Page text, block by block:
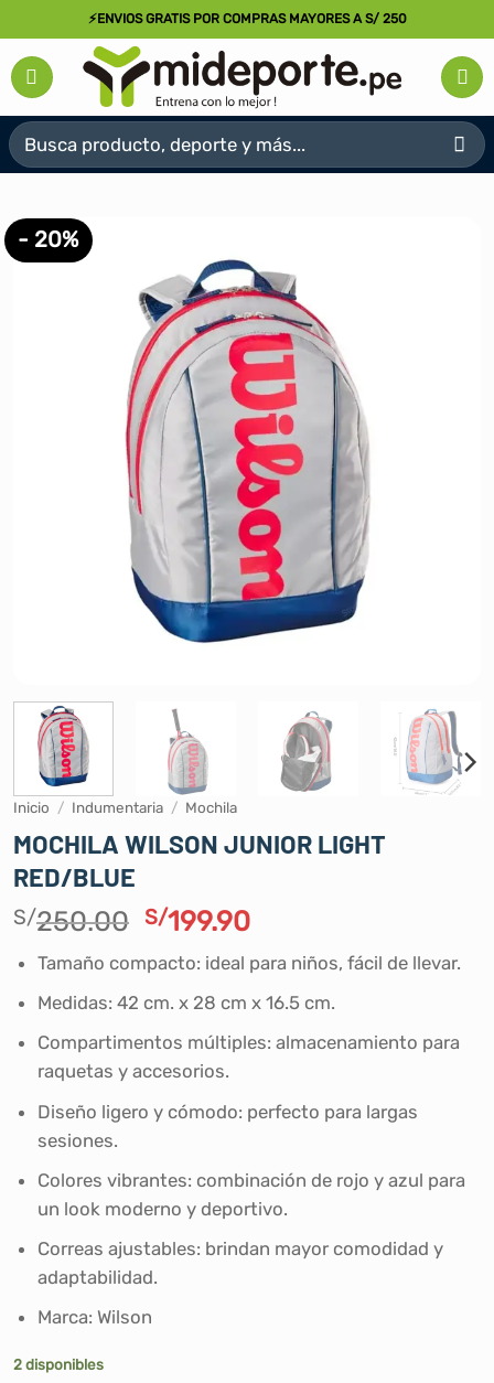
al
contenido
⚡ENVIOS GRATIS POR COMPRAS MAYORES A S/ 250
Buscar
por:
- 20%
Inicio / Indumentaria / Mochila
MOCHILA WILSON JUNIOR LIGHT
RED/BLUE
S/250.00 El
original
era:
S/250.00.
S/199.90El
actual
es:
S/199.90.
Tamaño compacto: ideal para niños, fácil de llevar.
Medidas: 42 cm. x 28 cm x 16.5 cm.
Compartimentos múltiples: almacenamiento para
raquetas y accesorios.
Diseño ligero y cómodo: perfecto para largas
sesiones.
Colores vibrantes: combinación de rojo y azul para
un look moderno y deportivo.
Correas ajustables: brindan mayor comodidad y
adaptabilidad.
Marca: Wilson
2 disponibles